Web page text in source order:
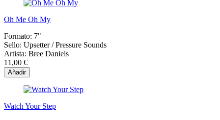
Oh Me Oh My
Formato: 7"
Sello: Upsetter ‎/ Pressure Sounds
Artista: Bree Daniels
11,00 €
Añadir
Watch Your Step